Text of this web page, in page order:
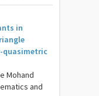
in
quasimetric
Mohand
and